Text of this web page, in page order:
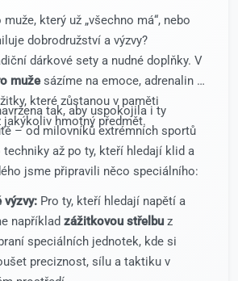
který už „všechno má“, nebo
dobrodružství a výzvy?
dárkové sety a nudné doplňky. V
mužesázíme na emoce, adrenalin a
které zůstanou v paměti
jakýkoliv hmotný předmět.
tak, aby uspokojila i ty
– od milovníků extrémních sportů
techniky až po ty, kteří hledají klid a
jsme připravili něco speciálního:
výzvy: Pro ty, kteří hledají napětí a
například zážitkovou střelbu z
speciálních jednotek, kde si
preciznost, sílu a taktiku v